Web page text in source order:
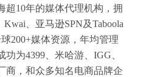
超10年的媒体代理机构，拥
Kwai、亚马逊SPN及Taboola
200+媒体资源，年均管理
为4399、米哈游、IGG、
商，和众多知名电商品牌企